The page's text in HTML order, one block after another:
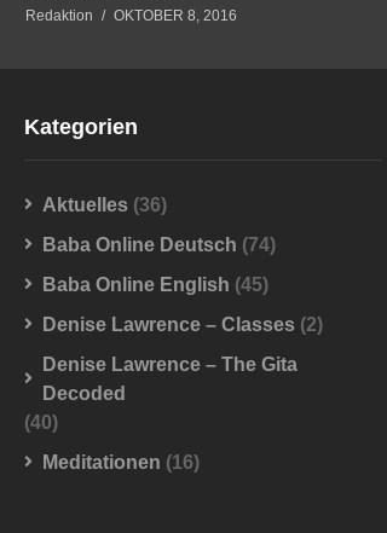
Redaktion OKTOBER 8, 2016
Kategorien
Aktuelles (36)
Baba Online Deutsch (74)
Baba Online English (45)
Denise Lawrence – Classes (2)
Denise Lawrence – The Gita
Decoded
(40)
Meditationen (16)